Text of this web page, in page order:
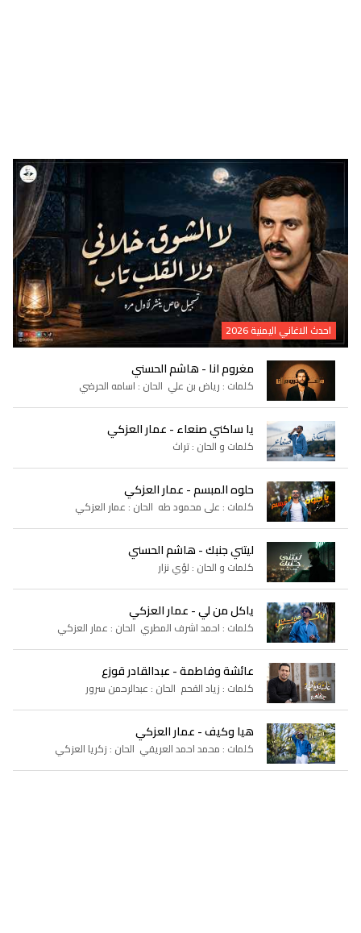
احدث الاغاني اليمنية 2026
مغروم انا - هاشم الحسني
كلمات : رياض بن علي الحان : اسامه الحرضي
يا ساكني صنعاء - عمار العزكي
كلمات و الحان : تراث
حلوه المبسم - عمار العزكي
كلمات : على محمود طه الحان : عمار العزكي
ليتني جنبك - هاشم الحسني
كلمات و الحان : لؤي نزار
ياكل من لي - عمار العزكي
كلمات : احمد اشرف المطري الحان : عمار العزكي
عائشة وفاطمة - عبدالقادر قوزع
كلمات : زياد القحم الحان : عبدالرحمن سرور
هيا وكيف - عمار العزكي
كلمات : محمد احمد العريقي الحان : زكريا العزكي